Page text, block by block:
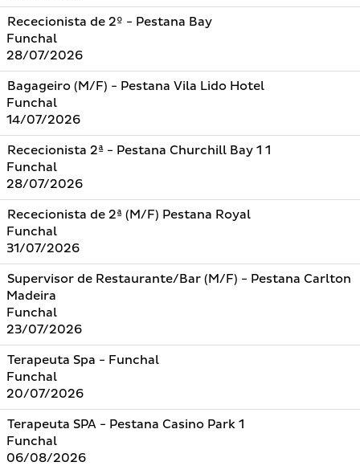
Rececionista de 2º - Pestana Bay
Funchal
28/07/2026
Bagageiro (M/F) - Pestana Vila Lido Hotel
Funchal
14/07/2026
Rececionista 2ª - Pestana Churchill Bay 1 1
Funchal
28/07/2026
Rececionista de 2ª (M/F) Pestana Royal
Funchal
31/07/2026
Supervisor de Restaurante/Bar (M/F) - Pestana Carlton
Madeira
Funchal
23/07/2026
Terapeuta Spa - Funchal
Funchal
20/07/2026
Terapeuta SPA - Pestana Casino Park 1
Funchal
06/08/2026